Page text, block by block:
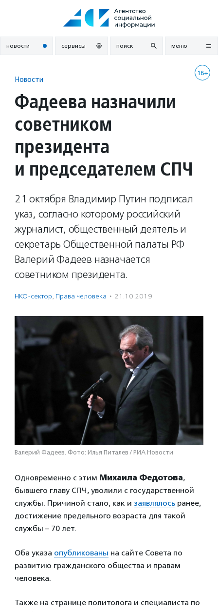
новости сервисы поиск меню
18+
Новости
Фадеева назначили
советником
президента
и председателем СПЧ
21 октября Владимир Путин подписал
указ, согласно которому российский
журналист, общественный деятель и
секретарь Общественной палаты РФ
Валерий Фадеев назначается
советником президента.
НКО-сектор, Права человека · 21.10.2019
Валерий Фадеев. Фото: Илья Питалев / РИА Новости
Одновременно с этим Михаила Федотова,
бывшего главу СПЧ, уволили с государственной
службы. Причиной стало, как и заявлялось ранее,
достижение предельного возраста для такой
службы – 70 лет.
Оба указа опубликованы на сайте Совета по
развитию гражданского общества и правам
человека.
Также на странице политолога и специалиста по